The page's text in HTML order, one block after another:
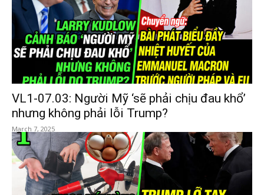
VL1-07.03: Người Mỹ ‘sẽ phải chịu đau khổ’
nhưng không phải lỗi Trump?
March 7, 2025